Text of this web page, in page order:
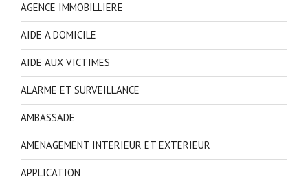
AGENCE IMMOBILLIERE
AIDE A DOMICILE
AIDE AUX VICTIMES
ALARME ET SURVEILLANCE
AMBASSADE
AMENAGEMENT INTERIEUR ET EXTERIEUR
APPLICATION